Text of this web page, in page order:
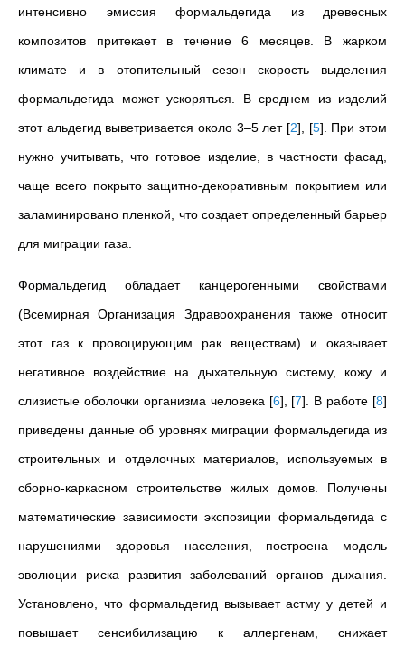
интенсивно эмиссия формальдегида из древесных
композитов притекает в течение 6 месяцев. В жарком
климате и в отопительный сезон скорость выделения
формальдегида может ускоряться. В среднем из изделий
этот альдегид выветривается около 3–5 лет [2], [5]. При этом
нужно учитывать, что готовое изделие, в частности фасад,
чаще всего покрыто защитно-декоративным покрытием или
заламинировано пленкой, что создает определенный барьер
для миграции газа.
Формальдегид обладает канцерогенными свойствами
(Всемирная Организация Здравоохранения также относит
этот газ к провоцирующим рак веществам) и оказывает
негативное воздействие на дыхательную систему, кожу и
слизистые оболочки организма человека [6], [7]. В работе [8]
приведены данные об уровнях миграции формальдегида из
строительных и отделочных материалов, используемых в
сборно-каркасном строительстве жилых домов. Получены
математические зависимости экспозиции формальдегида с
нарушениями здоровья населения, построена модель
эволюции риска развития заболеваний органов дыхания.
Установлено, что формальдегид вызывает астму у детей и
повышает сенсибилизацию к аллергенам, снижает